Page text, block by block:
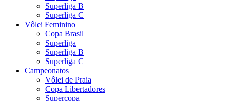
Superliga B
Superliga C
Vôlei Feminino
Copa Brasil
Superliga
Superliga B
Superliga C
Campeonatos
Vôlei de Praia
Copa Libertadores
Supercopa